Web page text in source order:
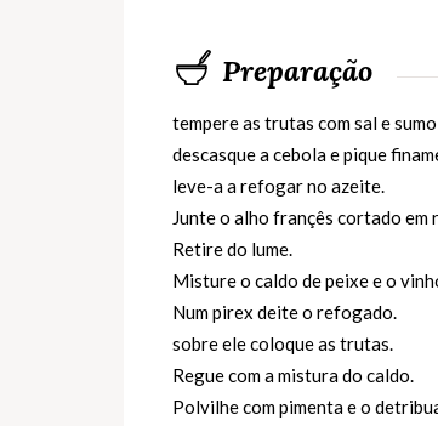
Preparação
tempere as trutas com sal e
descasque a cebola e pique
leve-a a refogar no azeite.
Junte o alho françês cortado
Retire do lume.
Misture o caldo de peixe e o
Num pirex deite o refogado.
sobre ele coloque as trutas.
Regue com a mistura do caldo.
Polvilhe com pimenta e o